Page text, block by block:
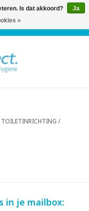
TOILETINRICHTING /
in je mailbox:
Is dat akkoord?
Ja
»